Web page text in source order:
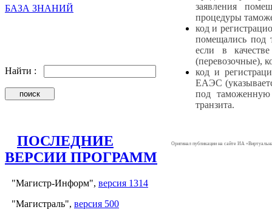
БАЗА ЗНАНИЙ
Найти :
ПОСЛЕДНИЕ
ВЕРСИИ ПРОГРАММ
"Магистр-Информ", версия 1314
"Магистраль", версия 500
заявления
процедуры
код и
помещались под
если в
(перевозочные),
код и
ЕАЭС
под
транзита.
Оригинал публикации на сайте ИА